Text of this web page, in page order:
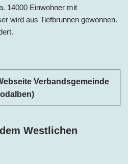
14000 Einwohner mit
wird aus Tiefbrunnen gewonnen.
Verbandsgemeinde
Westlichen